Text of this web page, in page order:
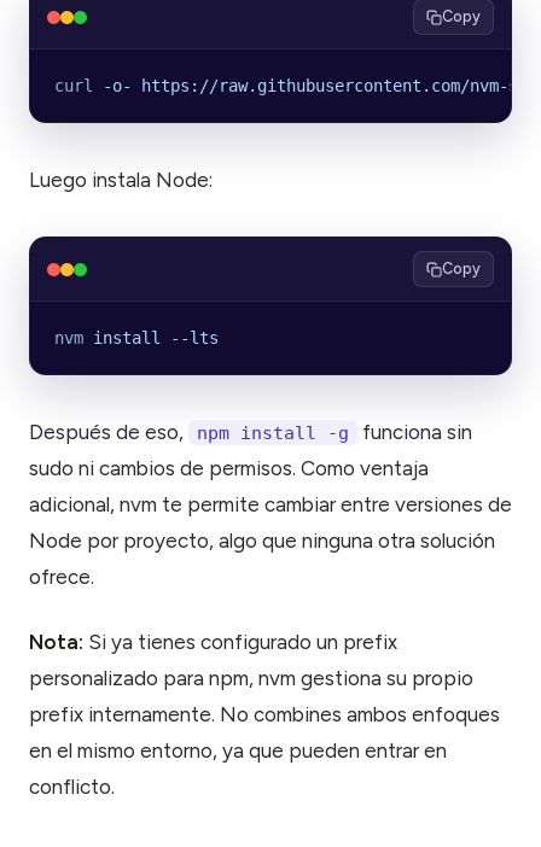
Copy
curl -o- https://raw.githubusercontent.com/nvm-sh/
Luego instala Node:
Copy
nvm install --lts
Después de eso, npm install -g
funciona sin
sudo ni cambios de permisos. Como ventaja
adicional, nvm te permite cambiar entre versiones de
Node por proyecto, algo que ninguna otra solución
ofrece.
Nota: Si ya tienes configurado un prefix
personalizado para npm, nvm gestiona su propio
prefix internamente. No combines ambos enfoques
en el mismo entorno, ya que pueden entrar en
conflicto.